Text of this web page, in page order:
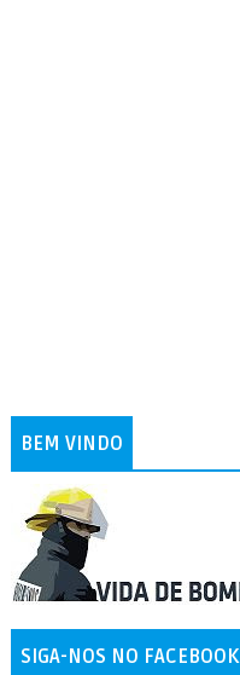
BEM VINDO
SIGA-NOS NO FACEBOOK